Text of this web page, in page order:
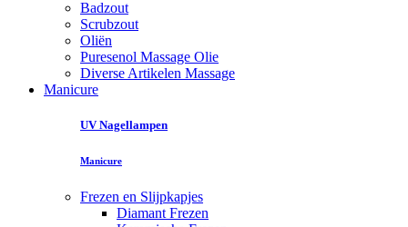
Badzout
Scrubzout
Oliën
Puresenol Massage Olie
Diverse Artikelen Massage
Manicure
UV Nagellampen
Manicure
Frezen en Slijpkapjes
Diamant Frezen